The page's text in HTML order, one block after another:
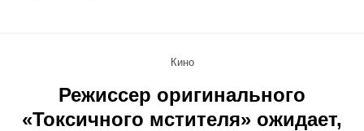
Кино
Режиссер оригинального
«Токсичного мстителя» ожидает,